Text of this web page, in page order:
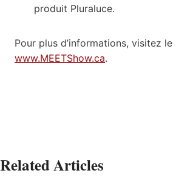
produit Pluraluce.
Pour plus d’informations, visitez le
www.MEETShow.ca.
Related Articles